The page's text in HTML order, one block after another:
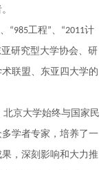
“985工程”、“2011计
研究型大学协会、研
术联盟、东亚四大学的
京大学始终与国家民
学者专家，培养了一
，深刻影响和大力推